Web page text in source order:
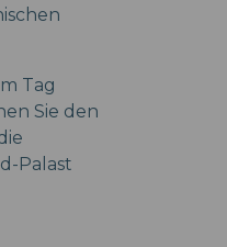
Tag
Sie den
Palast